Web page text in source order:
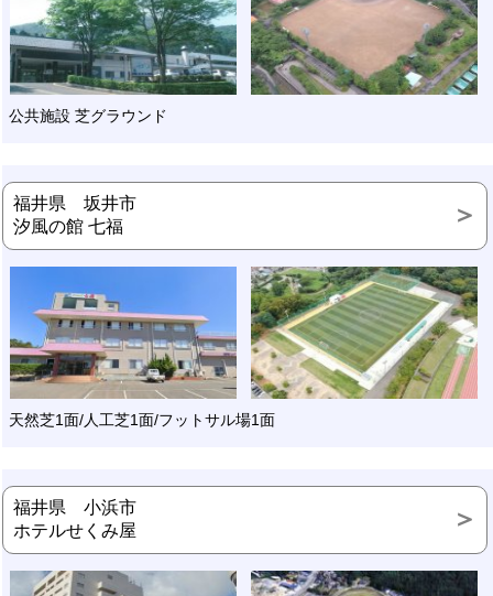
公共施設 芝グラウンド
福井県 坂井市
汐風の館 七福
天然芝1面/人工芝1面/フットサル場1面
福井県 小浜市
ホテルせくみ屋